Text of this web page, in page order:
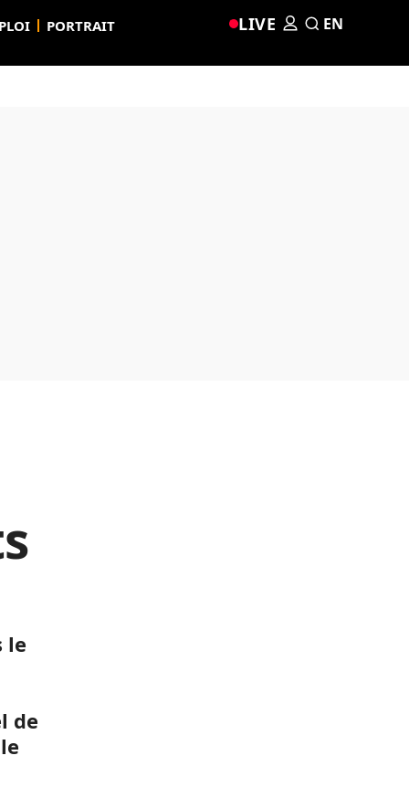
PORTRAIT LIVE EN
le
de